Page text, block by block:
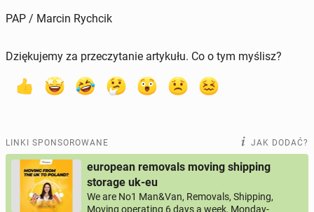
PAP / Marcin Rychcik
Dziękujemy za przeczytanie artykułu. Co o tym myślisz?
LINKI SPONSOROWANE JAK DODAĆ?
european removals moving shipping
storage uk-eu
We are No1 Man&Van, Removals, Shipping,
Moving operating 6 days a week, Monday-